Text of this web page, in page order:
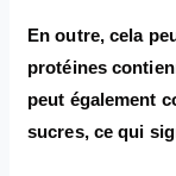
En outre, cela
protéines
peut également
sucres, ce qui